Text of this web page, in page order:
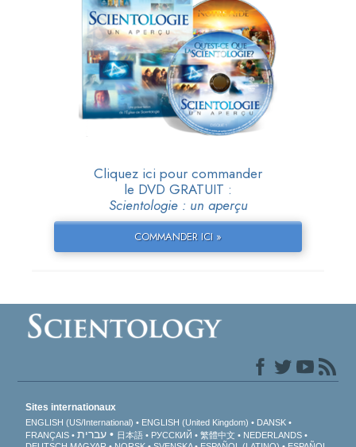
Cliquez ici pour commander
le DVD GRATUIT :
Scientologie : un aperçu
COMMANDER ICI »
Sites internationaux
ENGLISH (US/International) ENGLISH (United Kingdom)
DANSK
FRANÇAIS
עברית 日本語 РУССКИЙ 繁體中文
NEDERLANDS